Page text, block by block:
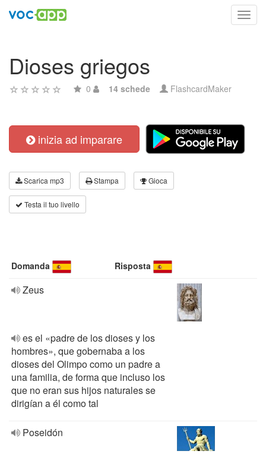
Dioses griegos
0 14 schede FlashcardMaker
inizia ad imparare
Scarica mp3 Stampa Gioca
Testa il tuo livello
Domanda Risposta
Zeus
es el «padre de los dioses y los
hombres», que gobernaba a los
dioses del Olimpo como un padre a
una familia, de forma que incluso los
que no eran sus hijos naturales se
dirigían a él como tal
Poseidón